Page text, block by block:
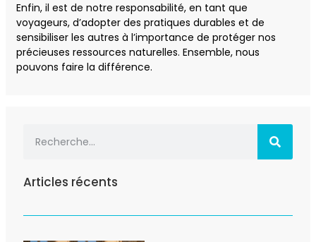
Enfin, il est de notre responsabilité, en tant que
voyageurs, d’adopter des pratiques durables et de
sensibiliser les autres à l’importance de protéger nos
précieuses ressources naturelles. Ensemble, nous
pouvons faire la différence.
Articles récents